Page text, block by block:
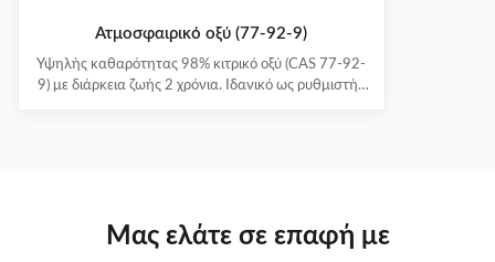
Ατμοσφαιρικό οξύ (77-92-9)
Υψηλής καθαρότητας 98% κιτρικό οξύ (CAS 77-92-
9) με διάρκεια ζωής 2 χρόνια. Ιδανικό ως ρυθμιστής
Μας ελάτε σε επαφή με